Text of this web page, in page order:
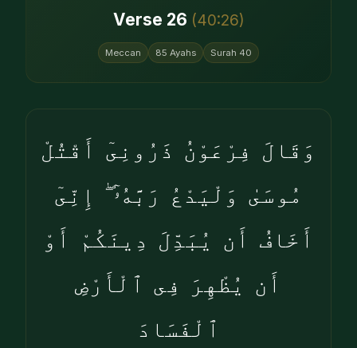
Verse 26 (40:26)
Meccan 85 Ayahs Surah 40
وَقَالَ فِرْعَوْنُ ذَرُونِىٓ أَقْتُلْ
مُوسَىٰ وَلْيَدْعُ رَبَّهُۥٓ ۖ إِنِّىٓ
أَخَافُ أَن يُبَدِّلَ دِينَكُمْ أَوْ
أَن يُظْهِرَ فِى ٱلْأَرْضِ
ٱلْفَسَادَ